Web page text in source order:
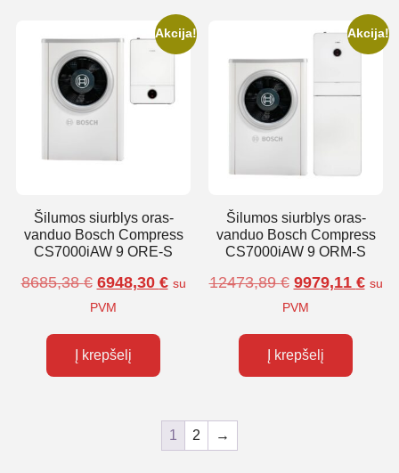
Akcija!
Šilumos siurblys oras-
vanduo Bosch Compress
CS7000iAW 9 ORE-S
8685,38€ 6948,30 € su
PVM
Į krepšelį
Akcija!
Šilumos siurblys oras-
vanduo Bosch Compress
CS7000iAW 9 ORM-S
12473,89€ 9979,11 € su
PVM
Į krepšelį
1 2 →